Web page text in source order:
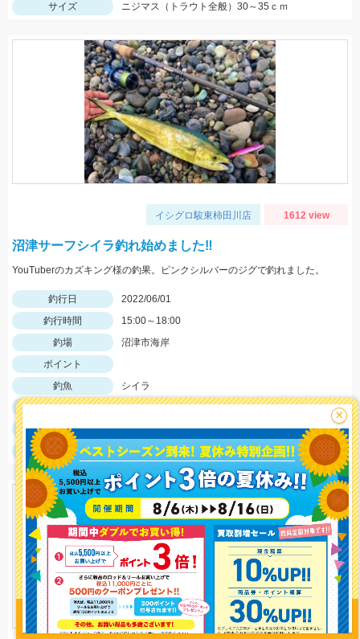
釣り情報を
投稿する
サイズ
ニジマス（トラウト全般）30～35ｃｍ
イシグロ駿東柿田川店 1612 view
沼津サーフシイラ釣れ始めました‼
YouTuberのカズキング様の釣果。ピンクシルバーのジグで釣れました。
釣行日
2022/06/01
釣行時間
15:00～18:00
釣場
沼津市海岸
ポイント
釣魚
シイラ
釣り方
ショアジギング
釣果
シイラ３匹
サイズ
シイラ50ｃｍ
×